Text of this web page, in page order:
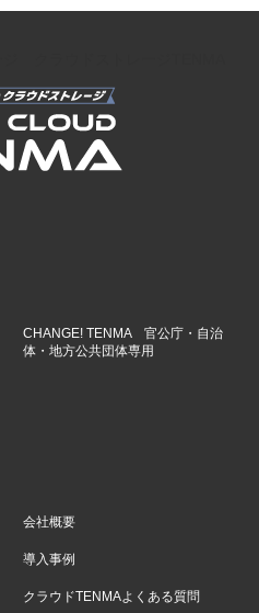
CHANGE! TENMA 官公庁・自治
体・地方公共団体専用
会社概要
導入事例
クラウドTENMAよくある質問